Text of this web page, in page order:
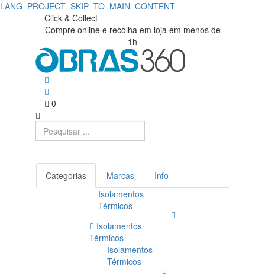
LANG_PROJECT_SKIP_TO_MAIN_CONTENT
Click & Collect
Compre online e recolha em loja em menos de
1h
0
Categorias Marcas
Info
Isolamentos
Térmicos
Isolamentos
Térmicos
Isolamentos
Térmicos